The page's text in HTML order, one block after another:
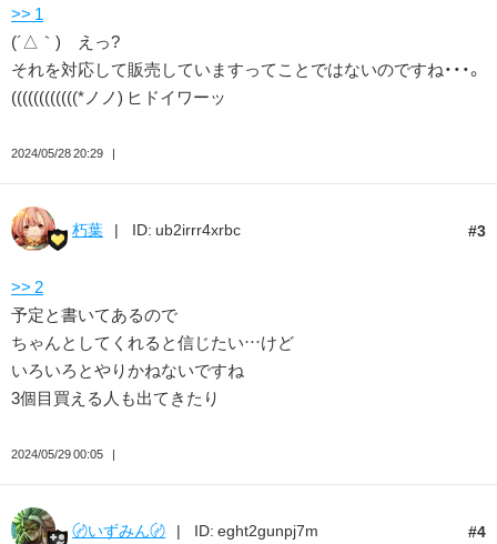
>> 1
(´△｀) えっ?
それを対応して販売していますってことではないのですね・・・。
((((((((((((*ノノ) ヒドイワーッ
2024/05/28 20:29
3
朽葉 ID: ub2irrr4xrbc
>> 2
予定と書いてあるので
ちゃんとしてくれると信じたい…けど
いろいろとやりかねないですね
3個目買える人も出てきたり
2024/05/29 00:05
4
〄いずみん〄 ID: eght2gunpj7m